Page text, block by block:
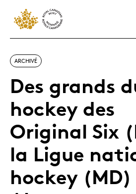
ARCHIVÉ
Des grands
hockey des
Original Six
la Ligue
hockey